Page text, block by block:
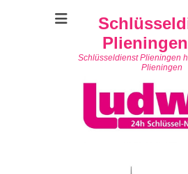
Schlüsseldienst Plieningen
Plieningen